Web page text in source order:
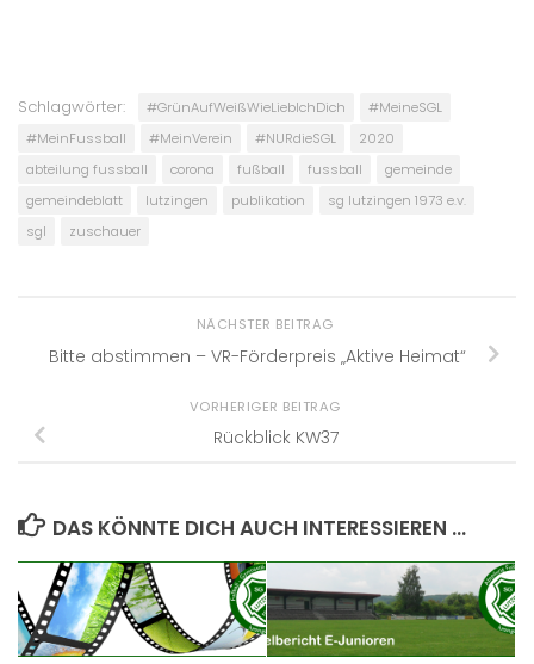
Schlagwörter: #GrünAufWeißWieLiebIchDich
#MeineSGL
#MeinFussball
#MeinVerein #NURdieSGL
2020
abteilung fussball
corona fußball fussball
gemeinde
gemeindeblatt
lutzingen publikation
sg lutzingen 1973 e.v.
sgl
zuschauer
NÄCHSTER BEITRAG
Bitte abstimmen – VR-Förderpreis „Aktive Heimat“
VORHERIGER BEITRAG
Rückblick KW37
DAS KÖNNTE DICH AUCH INTERESSIEREN …